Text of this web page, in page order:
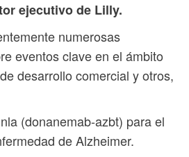
ejecutivo de Lilly.
numerosas
eventos clave en el ámbito
desarrollo comercial y otros,
(donanemab-azbt) para el
de Alzheimer.